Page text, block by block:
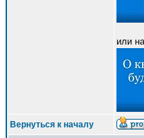
или
Вернуться к началу